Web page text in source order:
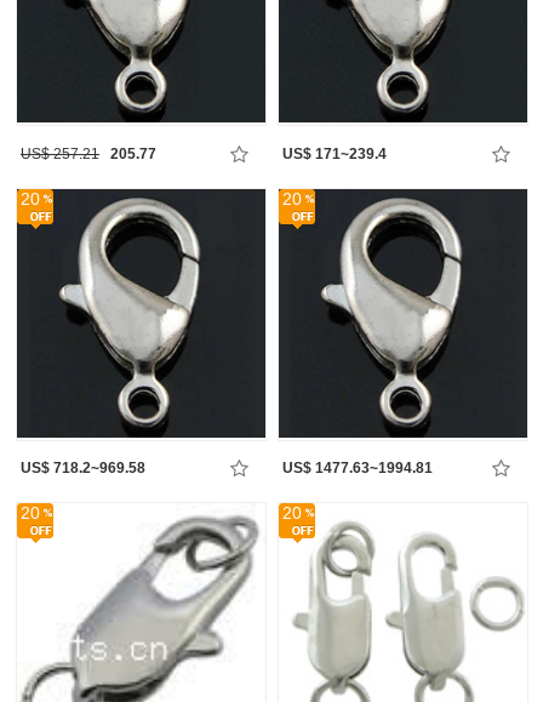
US$ 257.21 205.77 US$ 171~239.4
20
US$ 718.2~969.58
20
US$ 1477.63~1994.81
20 20